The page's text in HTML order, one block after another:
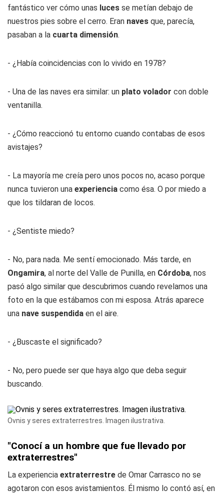
fantástico ver cómo unas luces se metían debajo de
nuestros pies sobre el cerro. Eran naves que, parecía,
pasaban a la cuarta dimensión.
- ¿Había coincidencias con lo vivido en 1978?
- Una de las naves era similar: un plato volador con doble
ventanilla.
- ¿Cómo reaccionó tu entorno cuando contabas de esos
avistajes?
- La mayoría me creía pero unos pocos no, acaso porque
nunca tuvieron una experiencia como ésa. O por miedo a
que los tildaran de locos.
- ¿Sentiste miedo?
- No, para nada. Me sentí emocionado. Más tarde, en
Ongamira, al norte del Valle de Punilla, en Córdoba, nos
pasó algo similar que descubrimos cuando revelamos una
foto en la que estábamos con mi esposa. Atrás aparece
una nave suspendida en el aire.
- ¿Buscaste el significado?
- No, pero puede ser que haya algo que deba seguir
buscando.
Ovnis y seres extraterrestres. Imagen ilustrativa.
"Conocí a un hombre que fue llevado por
extraterrestres"
La experiencia extraterrestre de Omar Carrasco no se
agotaron con esos avistamientos. Él mismo lo contó así, en